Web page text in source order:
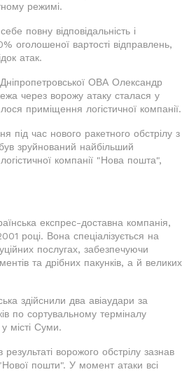
режимі.
повну відповідальність і
оголошеної вартості відправлень,
атак.
ОВА Олександр
через ворожу атаку сталася у
приміщення логістичної компанії.
під час нового ракетного обстрілу з
зруйнований найбільший
компанії "Нова пошта",
експрес-доставна компанія,
році. Вона спеціалізується на
послугах, забезпечуючи
та дрібних пакунків, а й великих
здійснили два авіаудари за
по сортувальному терміналу
місті Суми.
ворожого обстрілу зазнав
пошти". У момент атаки всі